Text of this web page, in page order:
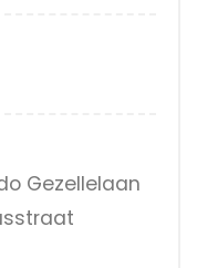
Gezellelaan